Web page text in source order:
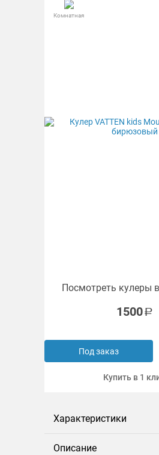
Комнатная
Посмотреть кулеры
1500
Под заказ
Купить в 1
Характеристики
Описание